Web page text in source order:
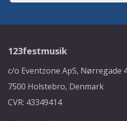
123festmusik
c/o Eventzone ApS, Nørregade
7500 Holstebro, Denmark
CVR: 43349414